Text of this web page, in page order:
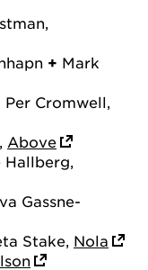
hhapn + Mark
Per Cromwell,
Above
Gassne-
Stake, Nola